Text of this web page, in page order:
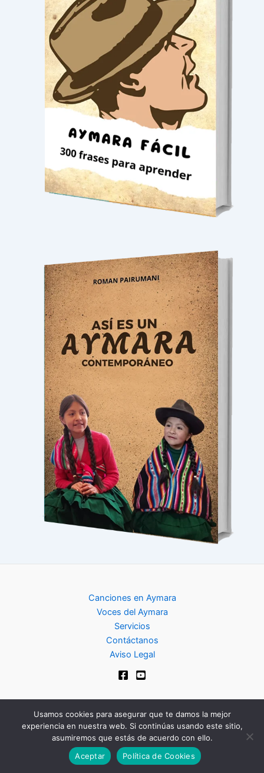
Canciones en Aymara
Voces del Aymara
Servicios
Contáctanos
Aviso Legal
Copyright © 2024 | Club de Aymara
Usamos cookies para asegurar que te damos la mejor
experiencia en nuestra web. Si continúas usando este sitio,
asumiremos que estás de acuerdo con ello.
Aceptar
Política de Cookies